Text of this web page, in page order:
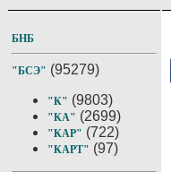
БНБ
"БСЭ" (95279)
"К" (9803)
"КА" (2699)
"КАР" (722)
"КАРТ" (97)